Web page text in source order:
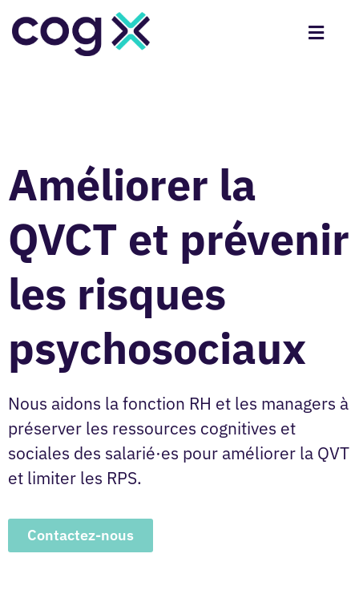
Améliorer la
QVCT et prévenir
les risques
psychosociaux
Nous aidons la fonction RH et les managers à
préserver les ressources cognitives et
sociales des salarié·es pour améliorer la QVT
et limiter les RPS.
Contactez-nous